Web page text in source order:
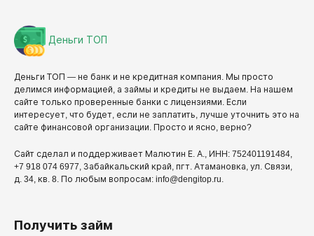
Деньги ТОП
Деньги ТОП — не банк и не кредитная компания. Мы просто
делимся информацией, а займы и кредиты не выдаем. На нашем
сайте только проверенные банки с лицензиями. Если
интересует, что будет, если не заплатить, лучше уточнить это на
сайте финансовой организации. Просто и ясно, верно?
Сайт сделал и поддерживает Малютин Е. А., ИНН: 752401191484,
+7 918 074 6977, Забайкальский край, пгт. Атамановка, ул. Связи,
д. 34, кв. 8. По любым вопросам: info@dengitop.ru.
Получить займ